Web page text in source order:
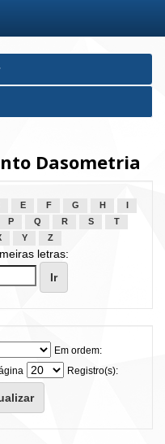
Dasometria
E F G H
P Q R S
T
Y Z
letras:
Em ordem:
Registro(s):